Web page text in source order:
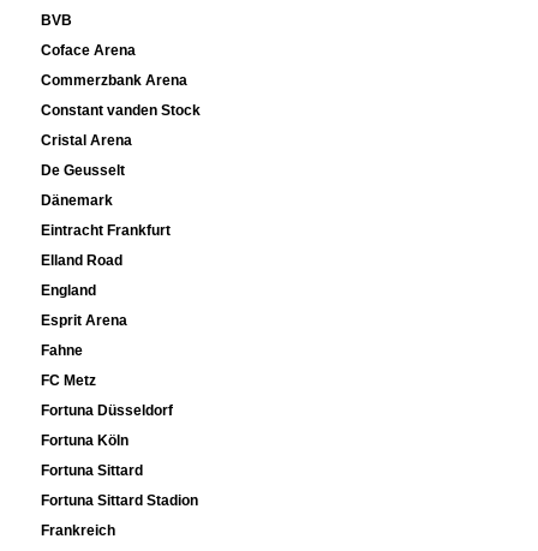
BVB
Coface Arena
Commerzbank Arena
Constant vanden Stock
Cristal Arena
De Geusselt
Dänemark
Eintracht Frankfurt
Elland Road
England
Esprit Arena
Fahne
FC Metz
Fortuna Düsseldorf
Fortuna Köln
Fortuna Sittard
Fortuna Sittard Stadion
Frankreich